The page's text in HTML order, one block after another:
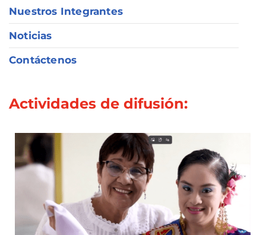
Nuestros Integrantes
Noticias
Contáctenos
Actividades de difusión: